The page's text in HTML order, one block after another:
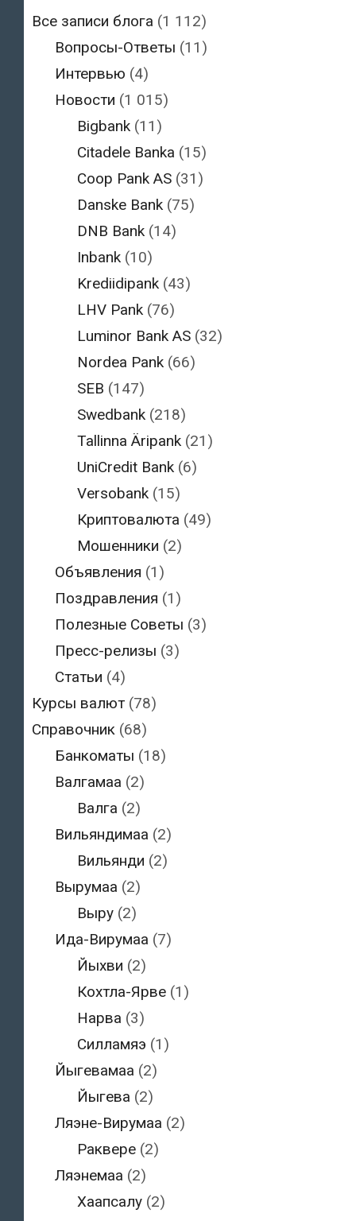
Все записи блога (1 112)
Вопросы-Ответы (11)
Интервью (4)
Новости (1 015)
Bigbank (11)
Citadele Banka (15)
Coop Pank AS (31)
Danske Bank (75)
DNB Bank (14)
Inbank (10)
Krediidipank (43)
LHV Pank (76)
Luminor Bank AS (32)
Nordea Pank (66)
SEB (147)
Swedbank (218)
Tallinna Äripank (21)
UniCredit Bank (6)
Versobank (15)
Криптовалюта (49)
Мошенники (2)
Объявления (1)
Поздравления (1)
Полезные Советы (3)
Пресс-релизы (3)
Статьи (4)
Курсы валют (78)
Справочник (68)
Банкоматы (18)
Валгамаа (2)
Валга (2)
Вильяндимаа (2)
Вильянди (2)
Вырумаа (2)
Выру (2)
Ида-Вирумаа (7)
Йыхви (2)
Кохтла-Ярве (1)
Нарва (3)
Силламяэ (1)
Йыгевамаа (2)
Йыгева (2)
Ляэне-Вирумаа (2)
Раквере (2)
Ляэнемаа (2)
Хаапсалу (2)